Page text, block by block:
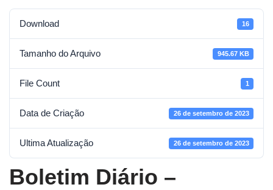
Download 16
Tamanho do Arquivo 945.67 KB
File Count 1
Data de Criação 26 de setembro de 2023
Ultima Atualização 26 de setembro de 2023
Boletim Diário –